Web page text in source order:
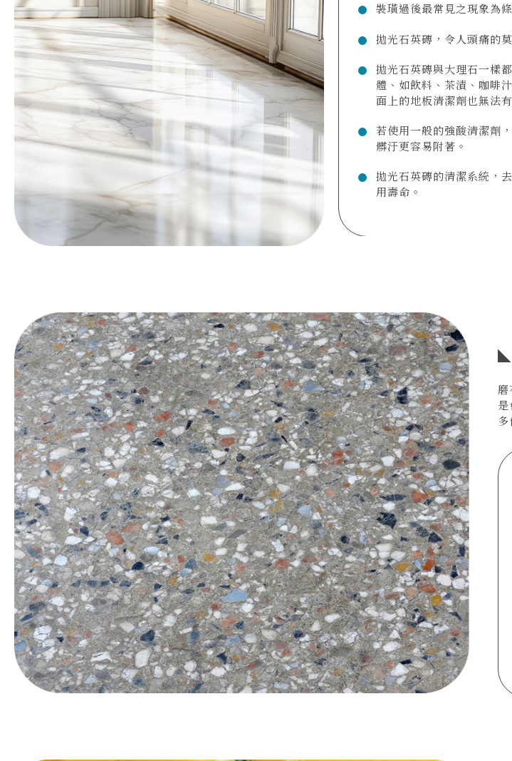
裝璜過後最常見之現象為
拋光石英磚，令人頭痛的
拋光石英磚與大理石一樣
體、如飲料、茶漬、咖啡
面上的地板清潔劑也無法
若使用一般的強酸清潔劑
髒汙更容易附著。
拋光石英磚的清潔系統，
用壽命。